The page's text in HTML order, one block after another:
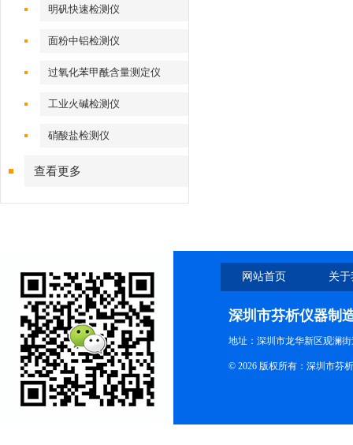
明矾快速检测仪
面粉中铝检测仪
过氧化苯甲酰含量测定仪
工业火碱检测仪
硝酸盐检测仪
查看更多
网站首页 关
深圳市芬析仪器制
地址：深圳市龙华新区观澜
© 2026 版权所有：深圳市芬